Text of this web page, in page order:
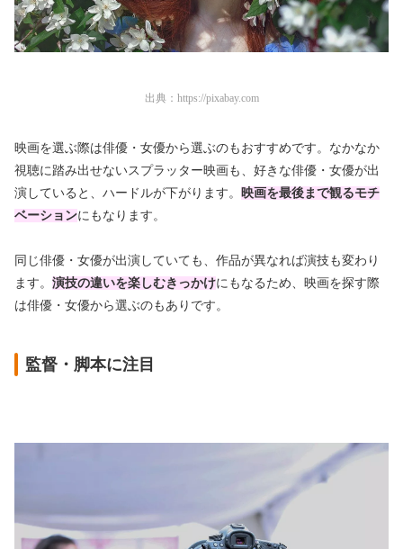
出典： https://pixabay.com
映画を選ぶ際は俳優・女優から選ぶのもおすすめです。なかなか
視聴に踏み出せないスプラッター映画も、好きな俳優・女優が出
演していると、ハードルが下がります。 映画を最後まで観るモチ
ベーションにもなります。
同じ俳優・女優が出演していても、作品が異なれば演技も変わり
ます。 演技の違いを楽しむきっかけにも なるため、映画を探す際
は俳優・女優から選ぶのもありです。
監督・脚本に注目